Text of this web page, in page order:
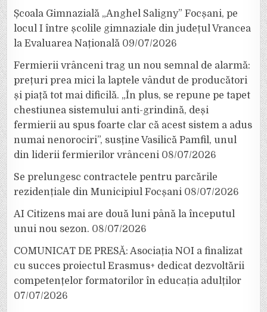
Școala Gimnazială „Anghel Saligny” Focșani, pe
locul I între școlile gimnaziale din județul Vrancea
la Evaluarea Națională 09/07/2026
Fermierii vrânceni trag un nou semnal de alarmă:
prețuri prea mici la laptele vândut de producători
și piață tot mai dificilă. „În plus, se repune pe tapet
chestiunea sistemului anti-grindină, deși
fermierii au spus foarte clar că acest sistem a adus
numai nenorociri”, susține Vasilică Pamfil, unul
din liderii fermierilor vrânceni 08/07/2026
Se prelungesc contractele pentru parcările
rezidențiale din Municipiul Focșani 08/07/2026
AI Citizens mai are două luni până la începutul
unui nou sezon. 08/07/2026
COMUNICAT DE PRESĂ: Asociația NOI a finalizat
cu succes proiectul Erasmus+ dedicat dezvoltării
competențelor formatorilor în educația adulților
07/07/2026